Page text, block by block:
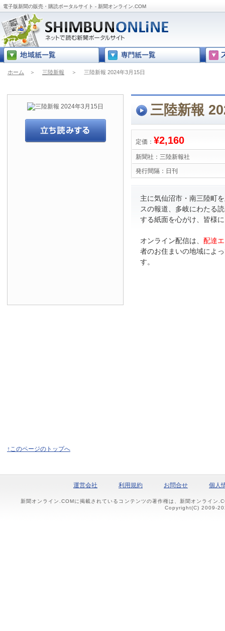
電子版新聞の販売・購読ポータルサイト - 新聞オンライン.COM
ホーム ＞ 三陸新報 ＞ 三陸新報 2024年3月15日
三陸新報
定価： ¥2,160
新聞社： 三陸新報社
発行間隔： 日刊
主に気仙沼市・南三陸町
スの報道、多岐にわたる
する紙面を心がけ、皆様
オンライン配信は、 配達
者のお住まいの地域によ
す。
↑このページのトップへ
運営会社 利用規約 お問合せ 個人
新聞オンライン.COMに掲載されているコンテンツの著作権は、新聞オンライン
Copyright(C) 2009-